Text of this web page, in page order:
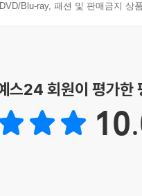
Blu-ray, 패션 및 판매금지 상
스24 회원이 평가한